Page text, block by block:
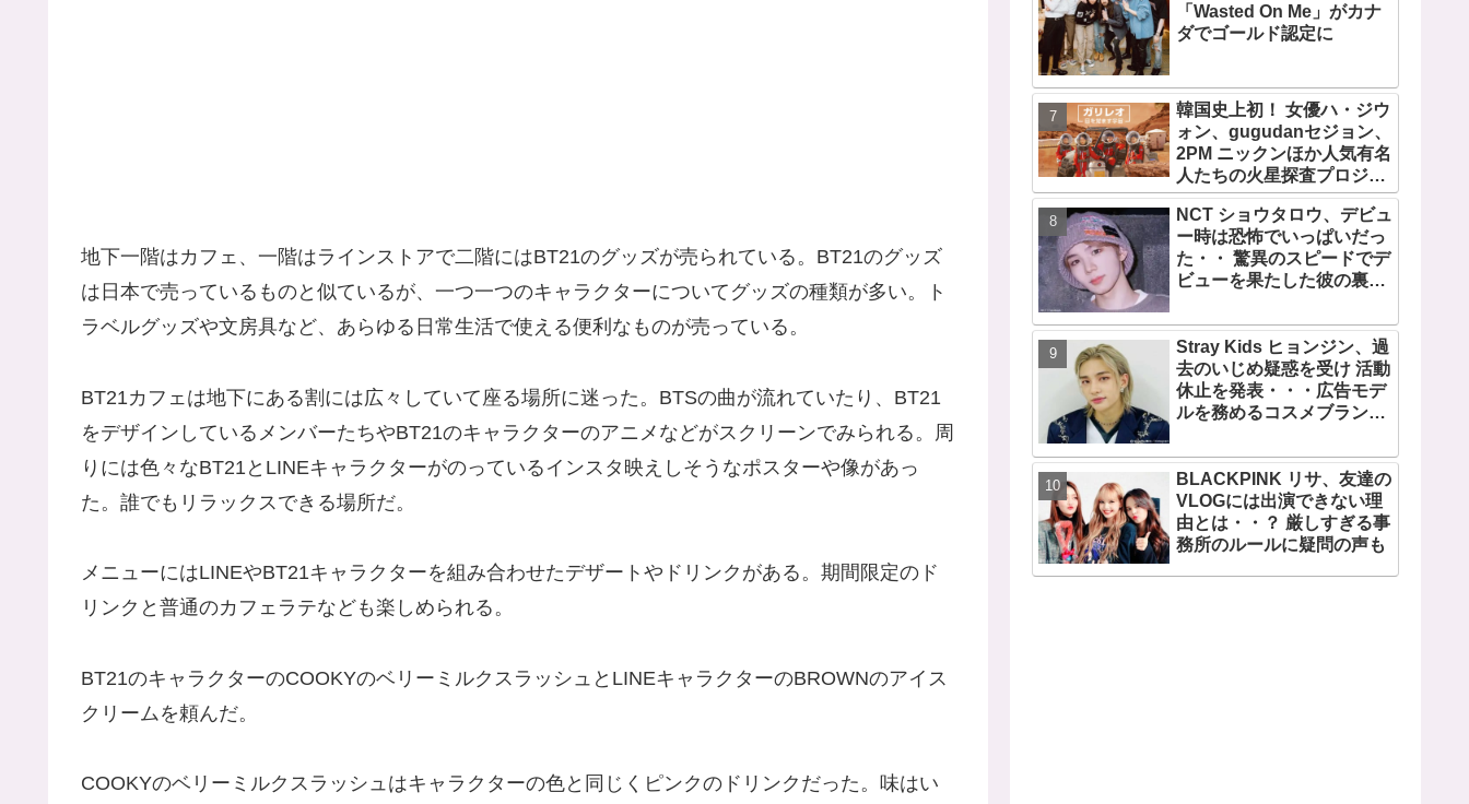
地下一階はカフェ、一階はラインストアで二階にはBT21のグッズが売られている。BT21のグッズ
は日本で売っているものと似ているが、一つ一つのキャラクターについてグッズの種類が多い。ト
ラベルグッズや文房具など、あらゆる日常生活で使える便利なものが売っている。
BT21カフェは地下にある割には広々していて座る場所に迷った。BTSの曲が流れていたり、BT21
をデザインしているメンバーたちやBT21のキャラクターのアニメなどがスクリーンでみられる。周
りには色々なBT21とLINEキャラクターがのっているインスタ映えしそうなポスターや像があっ
た。誰でもリラックスできる場所だ。
メニューにはLINEやBT21キャラクターを組み合わせたデザートやドリンクがある。期間限定のド
リンクと普通のカフェラテなども楽しめられる。
BT21のキャラクターのCOOKYのベリーミルクスラッシュとLINEキャラクターのBROWNのアイス
クリームを頼んだ。
COOKYのベリーミルクスラッシュはキャラクターの色と同じくピンクのドリンクだった。味はい
「Wasted On Me」がカナ
ダでゴールド認定に
韓国史上初！ 女優ハ・ジウ
ォン、gugudanセジョン、
2PM ニックンほか人気有名
人たちの火星探査プロジェ
クト！ 「ガリレオ 目を覚
ます宇宙」10月10日（水）
日本初放送決定
NCT ショウタロウ、デビュ
ー時は恐怖でいっぱいだっ
た・・ 驚異のスピードでデ
ビューを果たした彼の裏話
Stray Kids ヒョンジン、過
去のいじめ疑惑を受け 活動
休止を発表・・・広告モデ
ルを務めるコスメブランド
BLACKPINK リサ、友達の
VLOGには出演できない理
由とは・・？ 厳しすぎる事
務所のルールに疑問の声も